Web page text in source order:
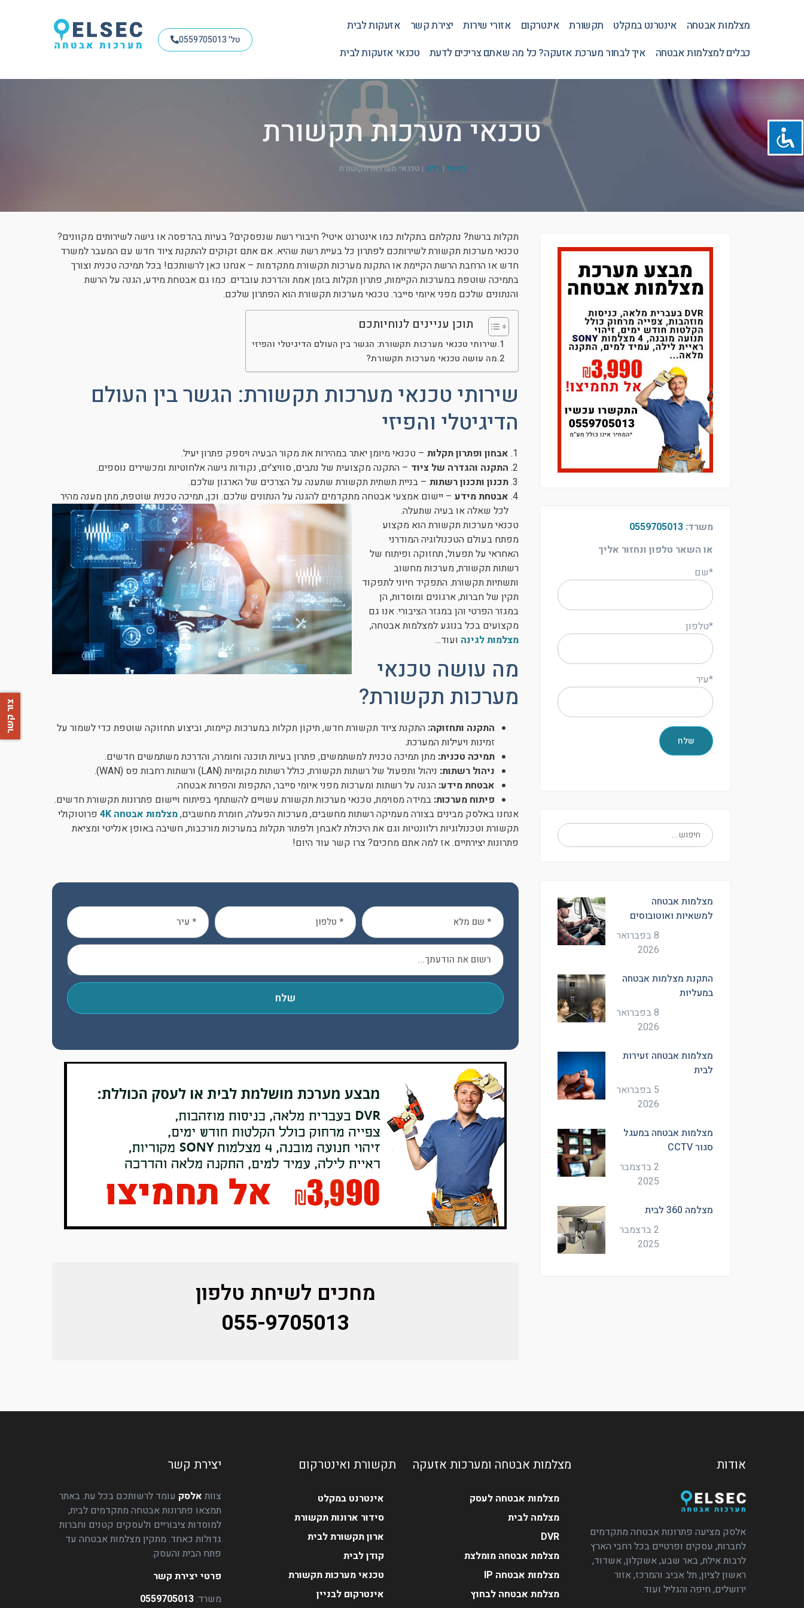
מצלמות אבטחה אינטרנט במקלט תקשורת אינטרקום אזורי שירות יצירת קשר
אזעקות לבית
כבלים למצלמות אבטחה
איך לבחור מערכת אזעקה? כל מה שאתם צריכים לדעת טכנאי אזעקות לבית
טל' 0559705013
טכנאי מערכות תקשורת
ראשי |בלוג | טכנאי מערכות תקשורת
משרד: 0559705013
או השאר טלפון ונחזור אליך
*שם
*טלפון
*עיר
מצלמות אבטחה
למשאיות ואוטובוסים
8 בפברואר
2026
התקנת מצלמות אבטחה
במעליות
8 בפברואר
2026
מצלמות אבטחה זעירות
לבית
5 בפברואר
2026
מצלמות אבטחה במעגל
סגור CCTV
2 בדצמבר
2025
מצלמה 360 לבית
2 בדצמבר
2025
תקלות ברשת? נתקלתם בתקלות כמו אינטרנט איטי? חיבורי רשת שנפסקים? בעיות בהדפסה או גישה לשירותים מקוונים?
טכנאי מערכות תקשורת לשירותכם לפתרון כל בעיית רשת שהיא. אם אתם זקוקים להתקנת ציוד חדש עם המעבר למשרד
חדש או הרחבת הרשת הקיימת או התקנת מערכות תקשורת מתקדמות – אנחנו כאן לרשותכם! בכל תמיכה טכנית וצורך
בתמיכה שוטפת במערכות הקיימות, פתרון תקלות בזמן אמת והדרכת עובדים. כמו גם אבטחת מידע, הגנה על הרשת
והנתונים שלכם מפני איומי סייבר. טכנאי מערכות תקשורת הוא הפתרון שלכם.
תוכן עניינים לנוחיותכם
שירותי טכנאי מערכות תקשורת: הגשר בין העולם הדיגיטלי והפיזי
מה עושה טכנאי מערכות תקשורת?
שירותי טכנאי מערכות תקשורת: הגשר בין העולם
הדיגיטלי והפיזי
אבחון ופתרון תקלות – טכנאי מיומן יאתר במהירות את מקור הבעיה ויספק פתרון יעיל.
התקנה והגדרה של ציוד – התקנה מקצועית של נתבים, סוויצ'ים, נקודות גישה אלחוטיות ומכשירים נוספים.
תכנון ותכנון רשתות– בניית תשתית תקשורת שתענה על הצרכים של הארגון שלכם.
אבטחת מידע– יישום אמצעי אבטחה מתקדמים להגנה על הנתונים שלכם. וכן, תמיכה טכנית שוטפת, מתן מענה מהיר
לכל שאלה או בעיה שתעלה.
טכנאי מערכות תקשורת הוא מקצוע
מפתח בעולם הטכנולוגיה המודרני
האחראי על תפעול, תחזוקה ופיתוח של
רשתות תקשורת, מערכות מחשוב
ותשתיות תקשורת. התפקיד חיוני לתפקוד
תקין של חברות, ארגונים ומוסדות, הן
במגזר הפרטי והן במגזר הציבורי. אנו גם
מקצועים בכל בנוגע למצלמות אבטחה,
מצלמות לגינה ועוד…
מה עושה טכנאי
מערכות תקשורת?
התקנה ותחזוקה: התקנת ציוד תקשורת חדש, תיקון תקלות במערכות קיימות, וביצוע תחזוקה שוטפת כדי לשמור על
זמינות ויעילות המערכת.
תמיכה טכנית: מתן תמיכה טכנית למשתמשים, פתרון בעיות תוכנה וחומרה, והדרכת משתמשים חדשים.
ניהול רשתות: ניהול ותפעול של רשתות תקשורת, כולל רשתות מקומיות (LAN) ורשתות רחבות פס (WAN).
אבטחת מידע: הגנה על רשתות ומערכות מפני איומי סייבר, התקפות והפרות אבטחה.
פיתוח מערכות: במידה מסוימת, טכנאי מערכות תקשורת עשויים להשתתף בפיתוח ויישום פתרונות תקשורת חדשים.
אנחנו באלסק מבינים בצורה מעמיקה רשתות מחשבים, מערכות הפעלה, חומרת מחשבים,מצלמות אבטחה 4K
פרוטוקולי
תקשורת וטכנולוגיות רלוונטיות וגם את היכולת לאבחן ולפתור תקלות במערכות מורכבות, חשיבה באופן אנליטי ומציאת
פתרונות יצירתיים. אז למה אתם מחכים? צרו קשר עוד היום!
שלח
מחכים לשיחת טלפון
055-9705013
אודות
אלסק מציעה פתרונות אבטחה מתקדמים
לחברות, עסקים ופרטיים בכל רחבי הארץ
לרבות אילת, באר שבע, אשקלון, אשדוד,
ראשון לציון, תל אביב והמרכז, אזור
ירושלים, חיפה והגליל ועוד.
מצלמות אבטחה ומערכות אזעקה
מצלמות אבטחה לעסק
מצלמה לבית
DVR
מצלמת אבטחה מומלצת
מצלמות אבטחה IP
מצלמת אבטחה לבחוץ
תקשורת ואינטרקום
אינטרנט במקלט
סידור ארונות תקשורת
ארון תקשורת לבית
קודן לבית
טכנאי מערכות תקשורת
אינטרקום לבניין
יצירת קשר
צוות אלסק עומד לרשותכם בכל עת. באתר
תמצאו פתרונות אבטחה מתקדמים לבית,
למוסדות ציבוריים ולעסקים קטנים וחברות
גדולות כאחד. מתקין מצלמות אבטחה עד
פתח הבית והעסק.
פרטי יצירת קשר
משרד:0559705013
צור קשר